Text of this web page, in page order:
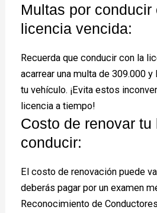
Multas por conducir
licencia vencida:
Recuerda que conducir con la
acarrear una multa de 309.000
tu vehículo. ¡Evita estos
licencia a tiempo!
Costo de renovar tu
conducir:
El costo de renovación puede
deberás pagar por un examen
Reconocimiento de